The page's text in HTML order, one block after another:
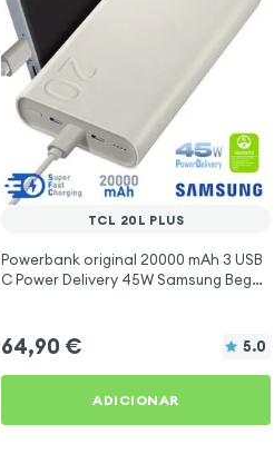
TCL 20L PLUS
Powerbank original 20000 mAh 3 USB
C Power Delivery 45W Samsung Bege
64,90 € 5.0
ADICIONAR